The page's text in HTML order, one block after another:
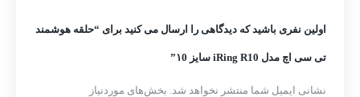
اولین نفری باشید که دیدگاهی را ارسال می کنید برای “حلقه هوشمند
تی سی اچ مدل iRing R10 سایز ۱0”
نشانی ایمیل شما منتشر نخواهد شد. بخش‌های موردنیاز